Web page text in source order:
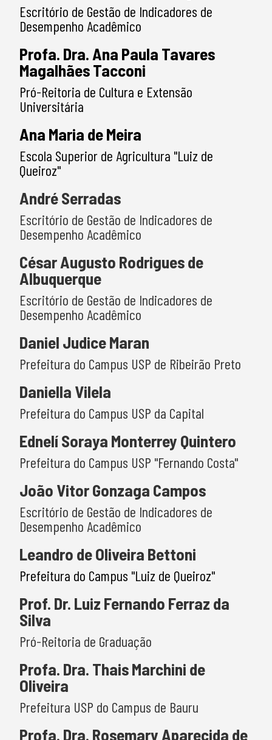
Escritório de Gestão de Indicadores de
Desempenho Acadêmico
Profa. Dra. Ana Paula Tavares
Magalhães Tacconi
Pró-Reitoria de Cultura e Extensão
Universitária
Ana Maria de Meira
Escola Superior de Agricultura "Luiz de
Queiroz"
André Serradas
Escritório de Gestão de Indicadores de
Desempenho Acadêmico
César Augusto Rodrigues de
Albuquerque
Escritório de Gestão de Indicadores de
Desempenho Acadêmico
Daniel Judice Maran
Prefeitura do Campus USP de Ribeirão Preto
Daniella Vilela
Prefeitura do Campus USP da Capital
Ednelí Soraya Monterrey Quintero
Prefeitura do Campus USP "Fernando Costa"
João Vitor Gonzaga Campos
Escritório de Gestão de Indicadores de
Desempenho Acadêmico
Leandro de Oliveira Bettoni
Prefeitura do Campus "Luiz de Queiroz"
Prof. Dr. Luiz Fernando Ferraz da
Silva
Pró-Reitoria de Graduação
Profa. Dra. Thais Marchini de
Oliveira
Prefeitura USP do Campus de Bauru
Profa. Dra. Rosemary Aparecida de